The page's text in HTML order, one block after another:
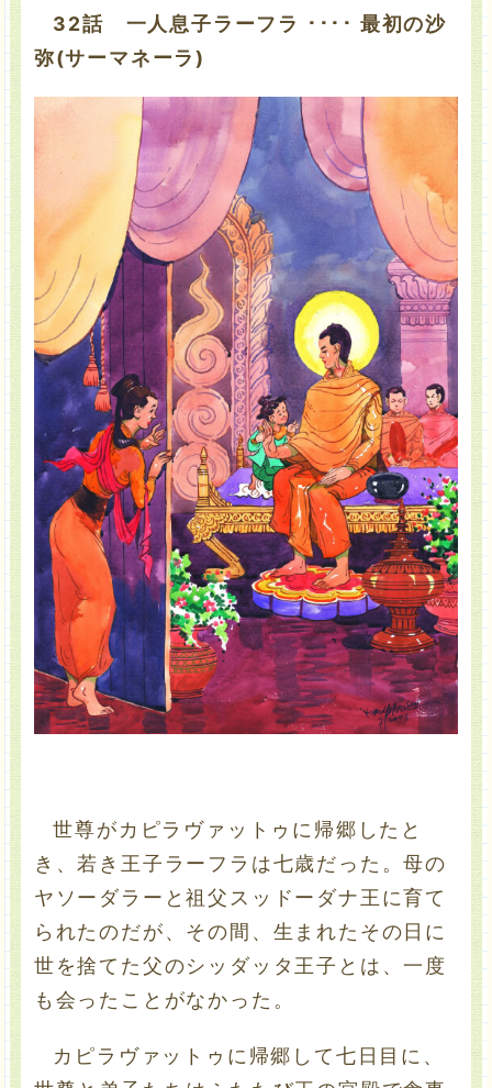
32話 一人息子ラーフラ ････ 最初の沙
弥(サーマネーラ)
世尊がカピラヴァットゥに帰郷したと
き、若き王子ラーフラは七歳だった。母の
ヤソーダラーと祖父スッドーダナ王に育て
られたのだが、その間、生まれたその日に
世を捨てた父のシッダッタ王子とは、一度
も会ったことがなかった。
カピラヴァットゥに帰郷して七日目に、